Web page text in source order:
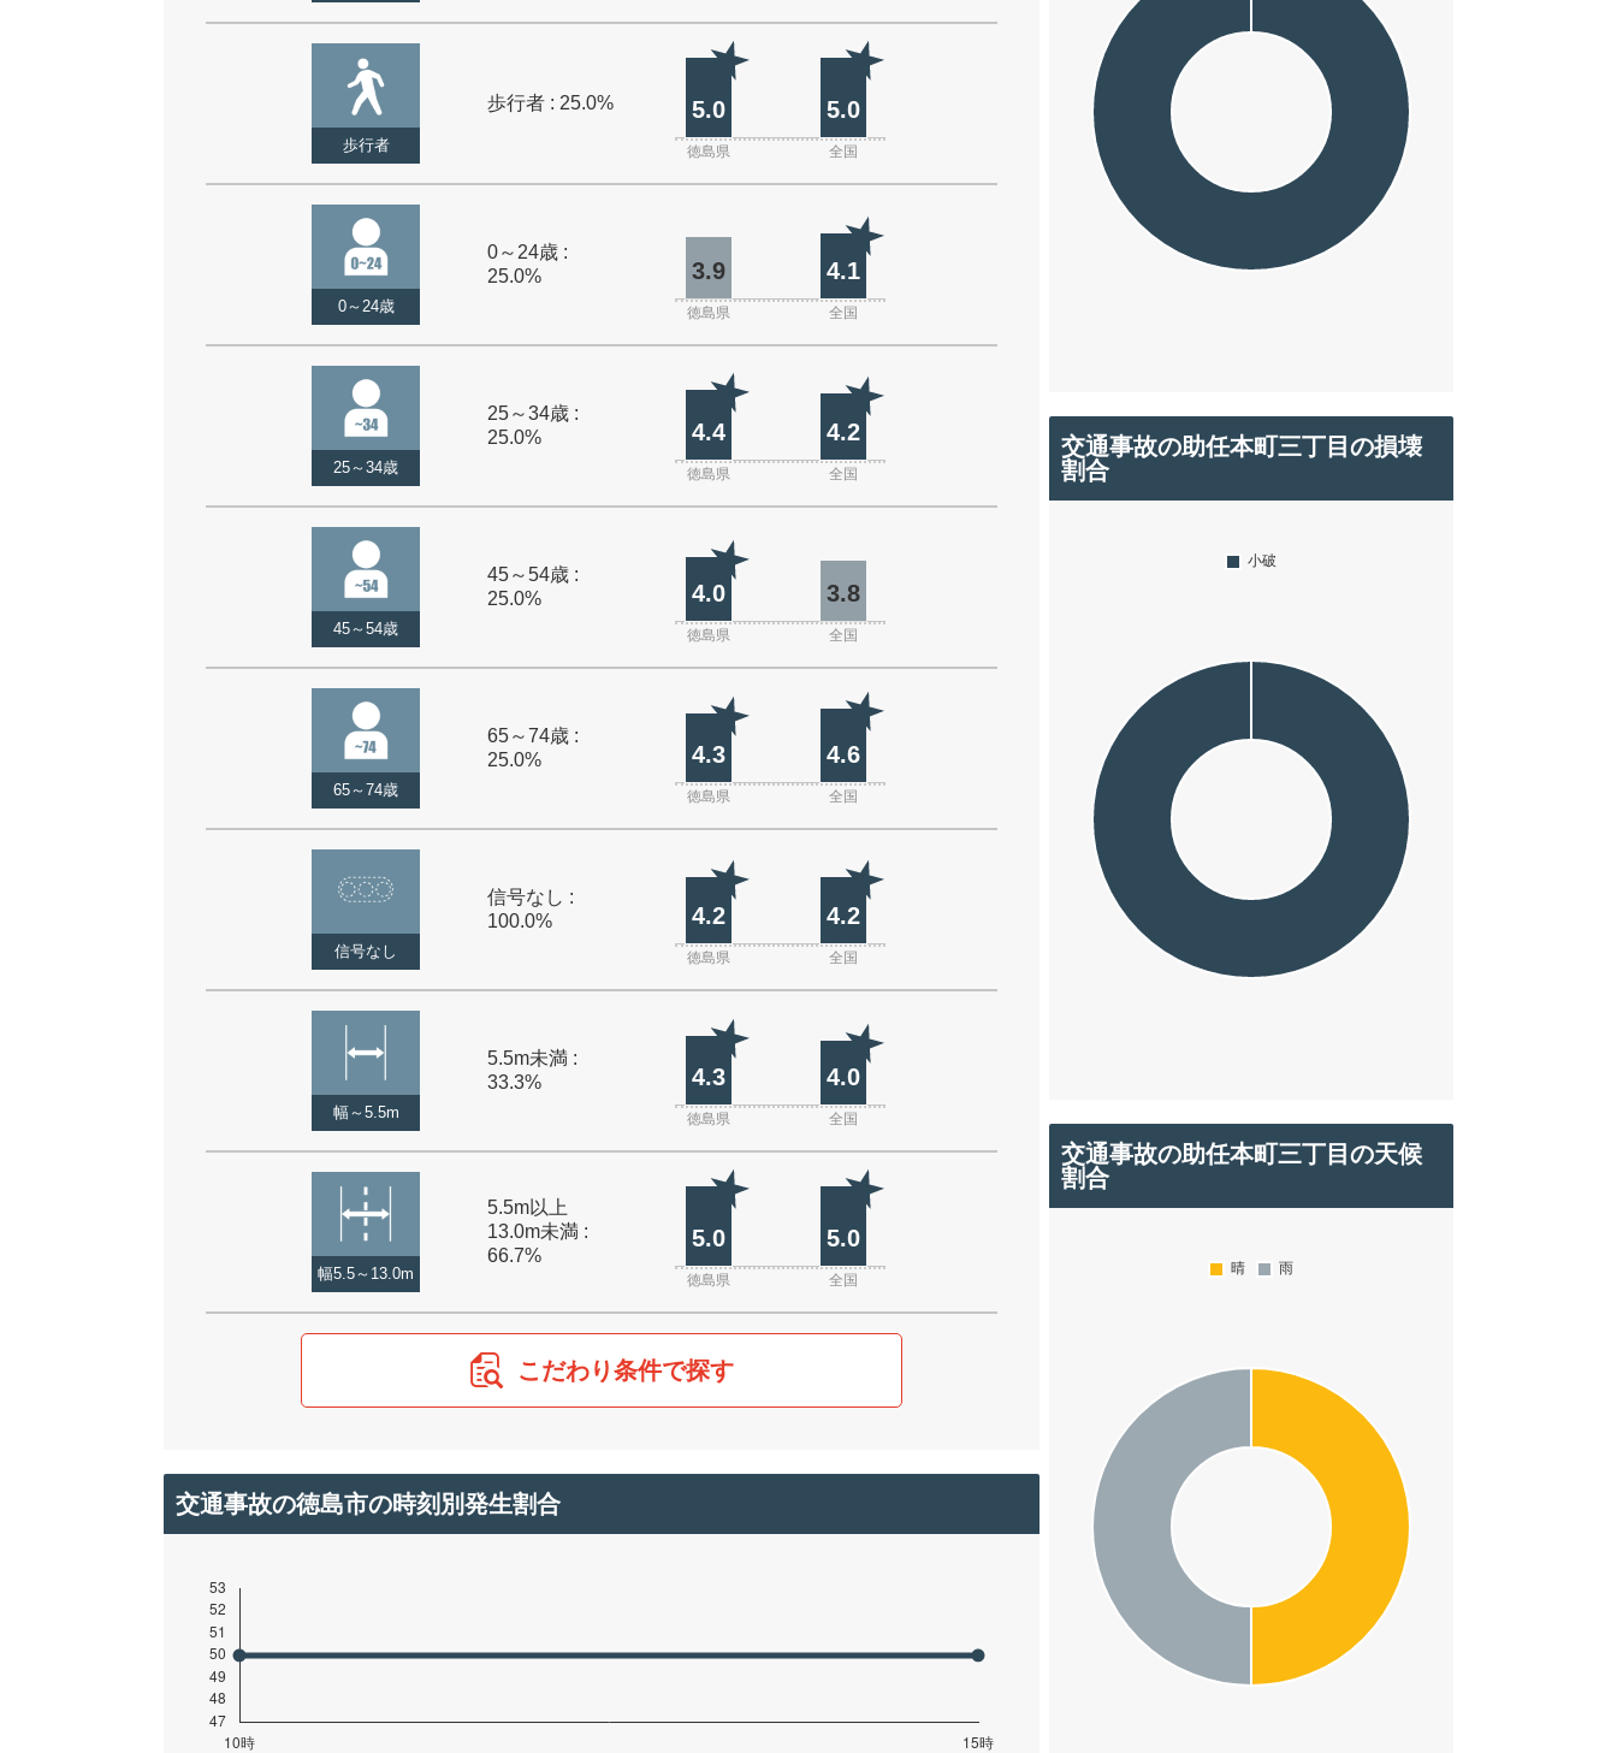
歩行者
歩行者 : 25.0% 5.0 5.0
徳島県 全国
0～24歳
0～24歳 :
25.0%
3.9 4.1
徳島県 全国
25～34歳
25～34歳 :
25.0%
4.4 4.2
徳島県 全国
45～54歳
45～54歳 :
25.0%
4.0 3.8
徳島県 全国
65～74歳
65～74歳 :
25.0%
4.3 4.6
徳島県 全国
信号なし
信号なし :
100.0%
4.2 4.2
徳島県 全国
幅～5.5m
5.5m未満 :
33.3%
4.3 4.0
徳島県 全国
幅5.5～13.0m
5.5m以上
13.0m未満 :
66.7%
5.0 5.0
徳島県 全国
こだわり条件で探す
交通事故の徳島市の時刻別発生割合
交通事故の助任本町三丁目の損壊
割合
交通事故の助任本町三丁目の天候
割合